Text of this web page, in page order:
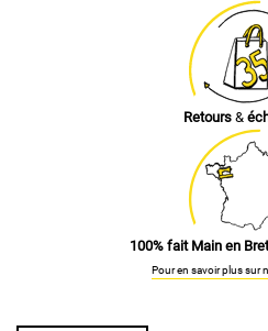
Retours &
100% fait Main en
Pour en savoir plus sur